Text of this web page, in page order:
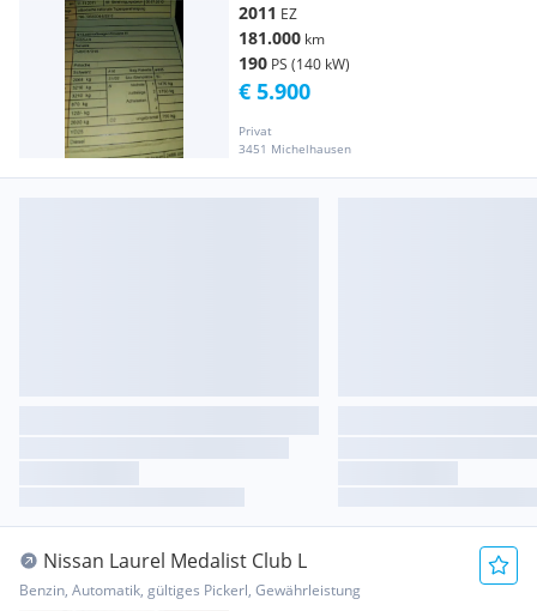
2011 EZ
181.000 km
190 PS (140 kW)
Privat
3451 Michelhausen
€ 5.900
Nissan Laurel Medalist Club L
Benzin, Automatik, gültiges Pickerl, Gewährleistung